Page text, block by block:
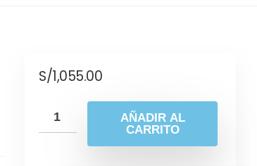
S/1,055.00
AÑADIR AL
CARRITO